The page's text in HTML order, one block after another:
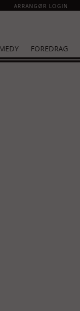
ARRANGØR LOGIN
FOREDRAG